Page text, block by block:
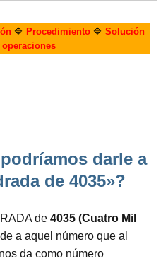
🔷 Procedimiento🔷 Solución
operaciones
darle a
de 4035»?
de 4035 (Cuatro Mil
a aquel número que al
da como número